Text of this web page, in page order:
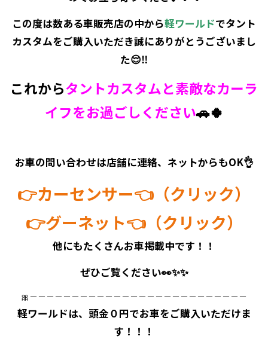
この度は数ある車販売店の中から軽ワールドでタント
カスタムをご購入いただき誠にありがとうございまし
た😌‼️
これからタントカスタムと素敵なカーラ
イフをお過ごしください🚗🍀
お車の問い合わせは店舗に連絡、ネットからもOK👌
👉カーセンサー👈（クリック）
👉グーネット👈（クリック）
他にもたくさんお車掲載中です！！
ぜひご覧ください👀✨✨
🎀－－－－－－－－－－－－－－－－－－－－－－－－－－
⁡軽ワールドは、頭金０円でお車をご購入いただけま
す！！！